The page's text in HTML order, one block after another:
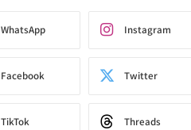
WhatsApp Instagram
Facebook Twitter
TikTok Threads